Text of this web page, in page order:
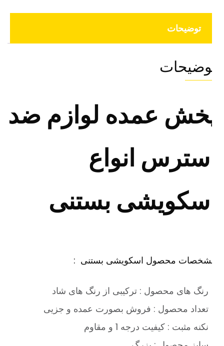
توضیحات
عمده لوازم ضد
انواع
بستنی
محصول اسکویشی بستنی :
رنگ های محصول : ترکیبی از رنگ های شاد
تعداد محصول : فروش بصورت عمده و جزیی
نکنه مثبت : کیفیت درجه 1 و مقاوم